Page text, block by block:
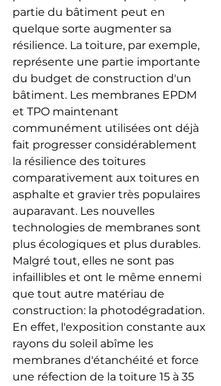
partie du bâtiment peut en
quelque sorte augmenter sa
résilience. La toiture, par exemple,
représente une partie importante
du budget de construction d'un
bâtiment. Les membranes EPDM
et TPO maintenant
communément utilisées ont déjà
fait progresser considérablement
la résilience des toitures
comparativement aux toitures en
asphalte et gravier très populaires
auparavant. Les nouvelles
technologies de membranes sont
plus écologiques et plus durables.
Malgré tout, elles ne sont pas
infaillibles et ont le même ennemi
que tout autre matériau de
construction: la photodégradation.
En effet, l'exposition constante aux
rayons du soleil abîme les
membranes d'étanchéité et force
une réfection de la toiture 15 à 35